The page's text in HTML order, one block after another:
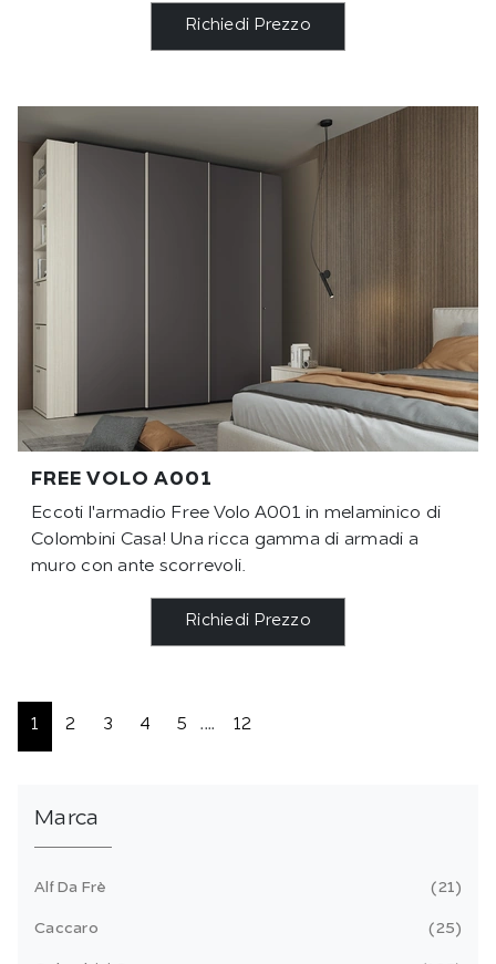
Richiedi Prezzo
FREE VOLO A001
Eccoti l'armadio Free Volo A001 in melaminico di
Colombini Casa! Una ricca gamma di armadi a
muro con ante scorrevoli.
Richiedi Prezzo
1 2 3 4 5 .... 12
Marca
Alf Da Frè 21
Caccaro 25